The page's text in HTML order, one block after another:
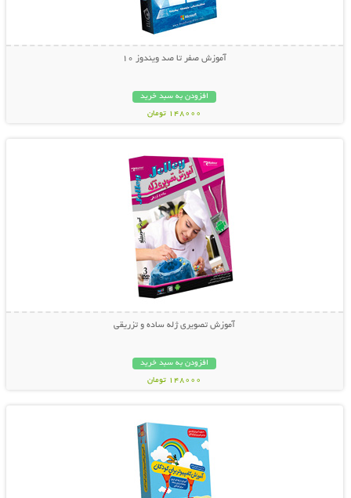
آموزش صفر تا صد ویندوز 10
افزودن به سبد خرید
148000 تومان
آموزش تصویری ژله ساده و تزریقی
افزودن به سبد خرید
148000 تومان